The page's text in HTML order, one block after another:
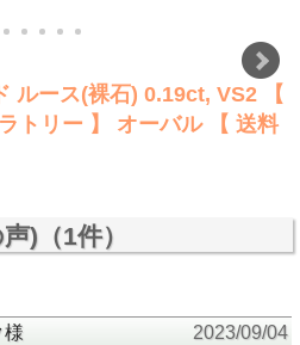
ルース(裸石) 0.19ct, VS2 【
トリー 】 オーバル 【 送料
)（1件）
様
2023/09/04